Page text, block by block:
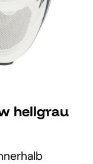
hellgrau